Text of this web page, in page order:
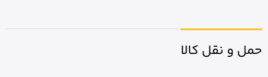
حمل و نقل کالا